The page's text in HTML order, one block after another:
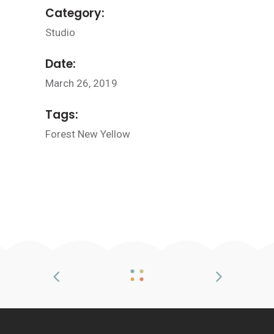
Category:
Studio
Date:
March 26, 2019
Tags:
Forest New Yellow